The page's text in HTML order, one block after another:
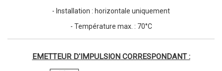
- Installation : horizontale uniquement
- Température max. : 70°C
EMETTEUR D'IMPULSION CORRESPONDANT :